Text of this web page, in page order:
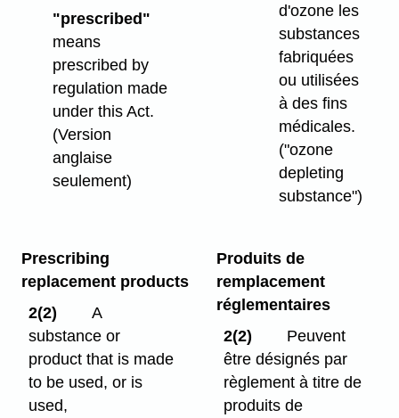
"prescribed"
means
prescribed by
regulation made
under this Act.
(Version
anglaise
seulement)
d'ozone les
substances
fabriquées
ou utilisées
à des fins
médicales.
("ozone
depleting
substance")
Prescribing
replacement products
2(2)
A
substance or
product that is made
to be used, or is
used,
Produits de
remplacement
réglementaires
2(2)
Peuvent
être désignés par
règlement à titre de
produits de